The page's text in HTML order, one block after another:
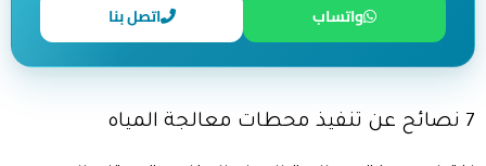
واتساب
اتصل بنا
7 نصائح عن تنفيذ محطات معالجة المياه